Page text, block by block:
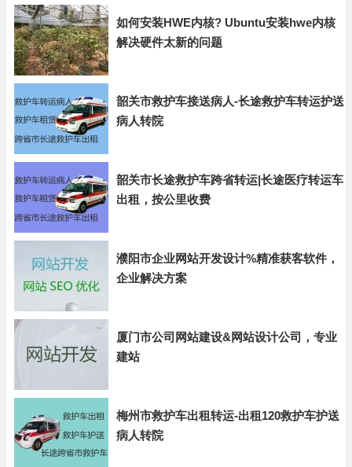
如何安装HWE内核? Ubuntu安装hwe内核
解决硬件太新的问题
韶关市救护车接送病人-长途救护车转运护送
病人转院
韶关市长途救护车跨省转运|长途医疗转运车
出租，按公里收费
濮阳市企业网站开发设计%精准获客软件，
企业解决方案
厦门市公司网站建设&网站设计公司，专业
建站
梅州市救护车出租转运-出租120救护车护送
病人转院